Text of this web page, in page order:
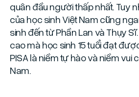
quân đầu người thấp nhất. Tuy
của học sinh Việt Nam cũng
sinh đến từ Phần Lan và Thụy
cao mà học sinh 15 tuổi đạt
PISA là niềm tự hào và niềm vui
Nam.